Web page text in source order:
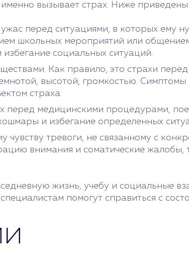
вызывает страх. Ниже
перед ситуациями, в которых ему
школьных мероприятий или
социальных ситуаций.
Как правило, это страхи
высотой, громкостью.
страха.
медицинскими процедурами,
и избегание определенных
тревоги, не связанному с
внимания и соматические жалобы,
жизнь, учебу и социальные
помогут справиться с